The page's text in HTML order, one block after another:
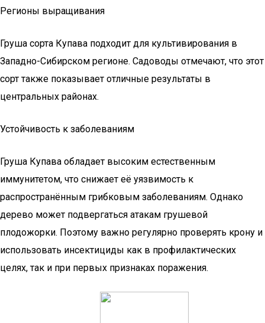
Регионы выращивания
Груша сорта Купава подходит для культивирования в
Западно-Сибирском регионе. Садоводы отмечают, что этот
сорт также показывает отличные результаты в
центральных районах.
Устойчивость к заболеваниям
Груша Купава обладает высоким естественным
иммунитетом, что снижает её уязвимость к
распространённым грибковым заболеваниям. Однако
дерево может подвергаться атакам грушевой
плодожорки. Поэтому важно регулярно проверять крону и
использовать инсектициды как в профилактических
целях, так и при первых признаках поражения.